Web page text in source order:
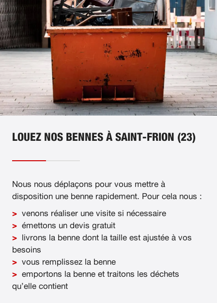
LOUEZ NOS BENNES À SAINT-FRION (23)
Nous nous déplaçons pour vous mettre à
disposition une benne rapidement. Pour cela nous :
venons réaliser une visite si nécessaire
émettons un devis gratuit
livrons la benne dont la taille est ajustée à vos
besoins
vous remplissez la benne
emportons la benne et traitons les déchets
qu’elle contient